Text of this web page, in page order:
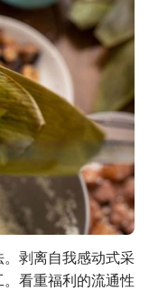
剥离自我感动式采
看重福利的流通性